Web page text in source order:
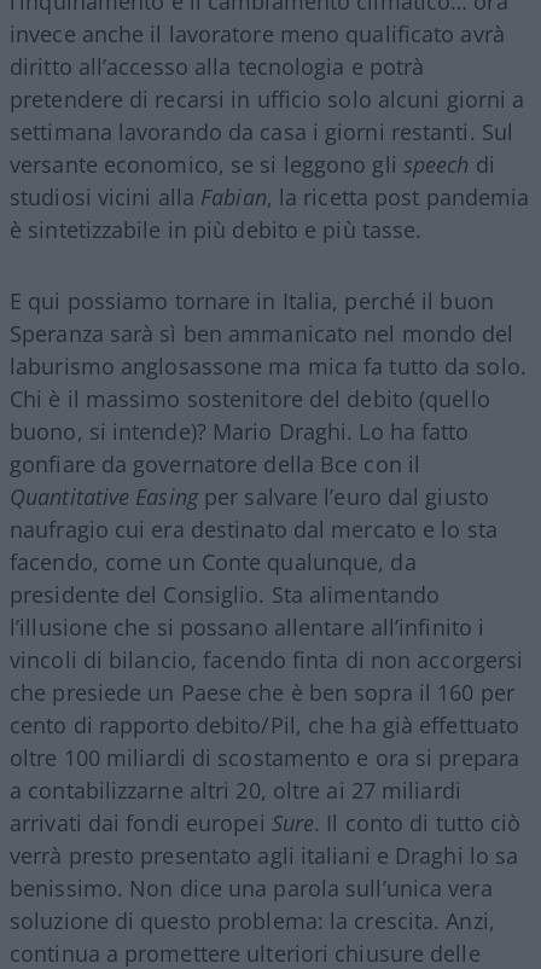
invece anche il lavoratore meno qualificato avrà
diritto all’accesso alla tecnologia e potrà
pretendere di recarsi in ufficio solo alcuni giorni a
settimana lavorando da casa i giorni restanti. Sul
versante economico, se si leggono gli speech di
studiosi vicini alla Fabian, la ricetta post pandemia
è sintetizzabile in più debito e più tasse.
E qui possiamo tornare in Italia, perché il buon
Speranza sarà sì ben ammanicato nel mondo del
laburismo anglosassone ma mica fa tutto da solo.
Chi è il massimo sostenitore del debito (quello
buono, si intende)? Mario Draghi. Lo ha fatto
gonfiare da governatore della Bce con il
Quantitative Easingper salvare l’euro dal giusto
naufragio cui era destinato dal mercato e lo sta
facendo, come un Conte qualunque, da
presidente del Consiglio. Sta alimentando
l’illusione che si possano allentare all’infinito i
vincoli di bilancio, facendo finta di non accorgersi
che presiede un Paese che è ben sopra il 160 per
cento di rapporto debito/Pil, che ha già effettuato
oltre 100 miliardi di scostamento e ora si prepara
a contabilizzarne altri 20, oltre ai 27 miliardi
arrivati dai fondi europei Sure. Il conto di tutto ciò
verrà presto presentato agli italiani e Draghi lo sa
benissimo. Non dice una parola sull’unica vera
soluzione di questo problema: la crescita. Anzi,
continua a promettere ulteriori chiusure delle